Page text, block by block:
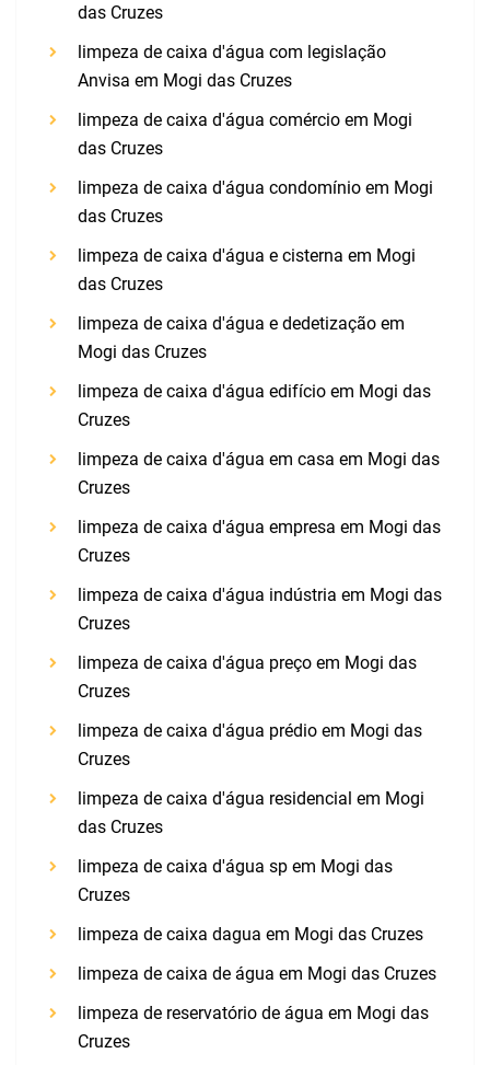
das Cruzes
limpeza de caixa d'água com legislação
Anvisa em Mogi das Cruzes
limpeza de caixa d'água comércio em Mogi
das Cruzes
limpeza de caixa d'água condomínio em Mogi
das Cruzes
limpeza de caixa d'água e cisterna em Mogi
das Cruzes
limpeza de caixa d'água e dedetização em
Mogi das Cruzes
limpeza de caixa d'água edifício em Mogi das
Cruzes
limpeza de caixa d'água em casa em Mogi das
Cruzes
limpeza de caixa d'água empresa em Mogi das
Cruzes
limpeza de caixa d'água indústria em Mogi das
Cruzes
limpeza de caixa d'água preço em Mogi das
Cruzes
limpeza de caixa d'água prédio em Mogi das
Cruzes
limpeza de caixa d'água residencial em Mogi
das Cruzes
limpeza de caixa d'água sp em Mogi das
Cruzes
limpeza de caixa dagua em Mogi das Cruzes
limpeza de caixa de água em Mogi das Cruzes
limpeza de reservatório de água em Mogi das
Cruzes